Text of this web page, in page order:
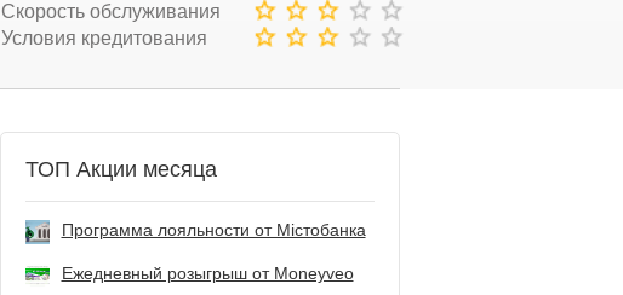
Скорость обслуживания
Условия кредитования
ТОП Акции месяца
Программа лояльности от Містобанка
Ежедневный розыгрыш от Мoneyveo